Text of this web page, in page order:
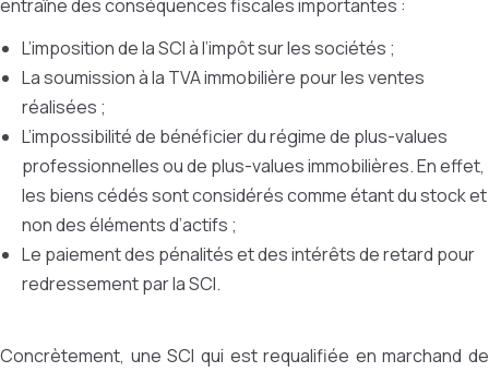
entraîne des conséquences fiscales importantes :
L’imposition de la SCI à l’impôt sur les sociétés ;
La soumission à la TVA immobilière pour les ventes
réalisées ;
L’impossibilité de bénéficier du régime de plus-values
professionnelles ou de plus-values immobilières. En effet,
les biens cédés sont considérés comme étant du stock et
non des éléments d’actifs ;
Le paiement des pénalités et des intérêts de retard pour
redressement par la SCI.
Concrètement, une SCI qui est requalifiée en marchand de